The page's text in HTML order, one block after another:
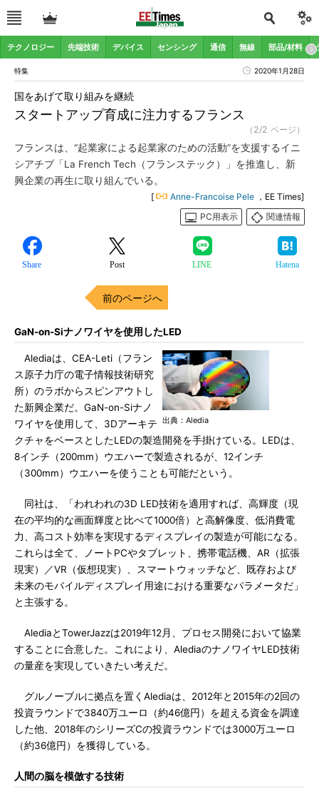
テクノロジー 先端技術 デバイス センシング 通信 無線 部品/材料
特集 2020年1月28日
スタートアップ育成に注力するフランス
国をあげて取り組みを継続
（2/2 ページ）
フランスは、“起業家による起業家のための活動”を支援するイニ
シアチブ「La French Tech（フランステック）」を推進し、新
興企業の再生に取り組んでいる。
[ Anne-Francoise Pele ，EE Times]
PC用表示
関連情報
Share Post LINE Hatena
前のページへ
GaN-on-Siナノワイヤを使用したLED
出典：Aledia
Alediaは、CEA-Leti（フラン
ス原子力庁の電子情報技術研究
所）のラボからスピンアウトし
た新興企業だ。GaN-on-Siナノ
ワイヤを使用して、3Dアーキテ
クチャをベースとしたLEDの製造開発を手掛けている。LEDは、
8インチ（200mm）ウエハーで製造されるが、12インチ
（300mm）ウエハーを使うことも可能だという。
同社は、「われわれの3D LED技術を適用すれば、高輝度（現
在の平均的な画面輝度と比べて1000倍）と高解像度、低消費電
力、高コスト効率を実現するディスプレイの製造が可能になる。
これらは全て、ノートPCやタブレット、携帯電話機、AR（拡張
現実）／VR（仮想現実）、スマートウォッチなど、既存および
未来のモバイルディスプレイ用途における重要なパラメータだ」
と主張する。
AlediaとTowerJazzは2019年12月、プロセス開発において協業
することに合意した。これにより、AlediaのナノワイヤLED技術
の量産を実現していきたい考えだ。
グルノーブルに拠点を置くAlediaは、2012年と2015年の2回の
投資ラウンドで3840万ユーロ（約46億円）を超える資金を調達
した他、2018年のシリーズCの投資ラウンドでは3000万ユーロ
（約36億円）を獲得している。
人間の脳を模倣する技術